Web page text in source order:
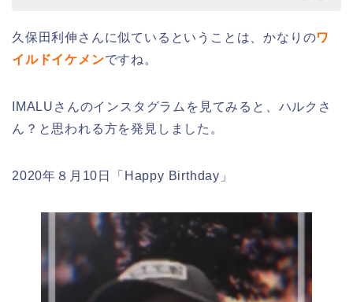
久保田利伸さんに似ているということは、かなりのワ
イルドイケメンですね。
IMALUさんのインスタグラムを見てみると、ハルクさ
ん？と思われる方を発見しました。
2020年８月10日「Happy Birthday」